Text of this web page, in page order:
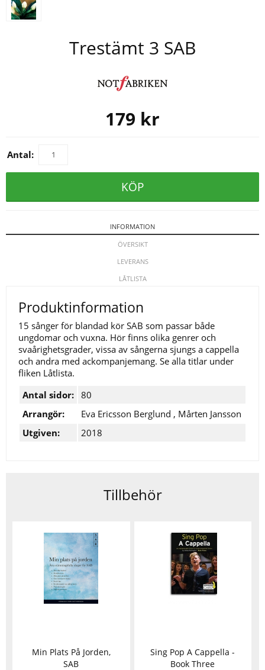
Trestämt 3 SAB
179 kr
Antal:
KÖP
INFORMATION
ÖVERSIKT
LEVERANS
LÅTLISTA
Produktinformation
15 sånger för blandad kör SAB som passar både
ungdomar och vuxna. Hör finns olika genrer och
svaårighetsgrader, vissa av sångerna sjungs a cappella
och andra med ackompanjemang. Se alla titlar under
fliken Låtlista.
Antal sidor: 80
Arrangör:
Eva Ericsson Berglund , Mårten Jansson
Utgiven:
2018
Tillbehör
Min Plats På Jorden,
SAB
Sing Pop A Cappella -
Book Three